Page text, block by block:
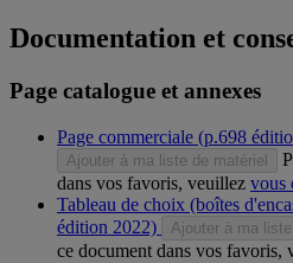
Documentation et
Page catalogue et annexes
Page commerciale (p.698
Ajouter à ma liste de matériel
dans vos favoris, veuillez vous
Tableau de choix (boîtes
édition 2022)
Ajouter à ma liste
ce document dans vos favoris,